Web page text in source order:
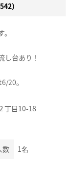
）
し台あり！
20。
丁目10-18
数 1名